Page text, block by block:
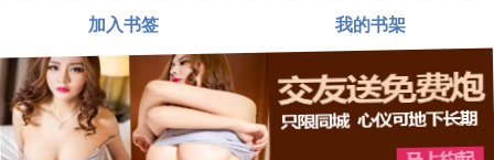
加入书签 我的书架